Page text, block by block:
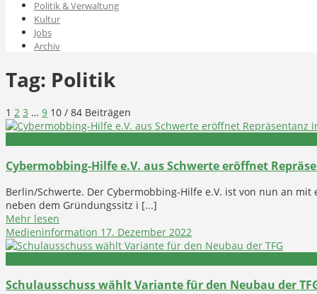
Politik & Verwaltung
Kultur
Jobs
Archiv
Tag: Politik
1 2 3 … 9 10 / 84 Beiträgen
Cybermobbing-Hilfe e.V. aus Schwerte eröffnet
Berlin/Schwerte. Der Cybermobbing-Hilfe e.V. ist von nun an
neben dem Gründungssitz i [...]
Mehr lesen
Medieninformation 17. Dezember 2022
Schulausschuss wählt Variante für den Neubau der